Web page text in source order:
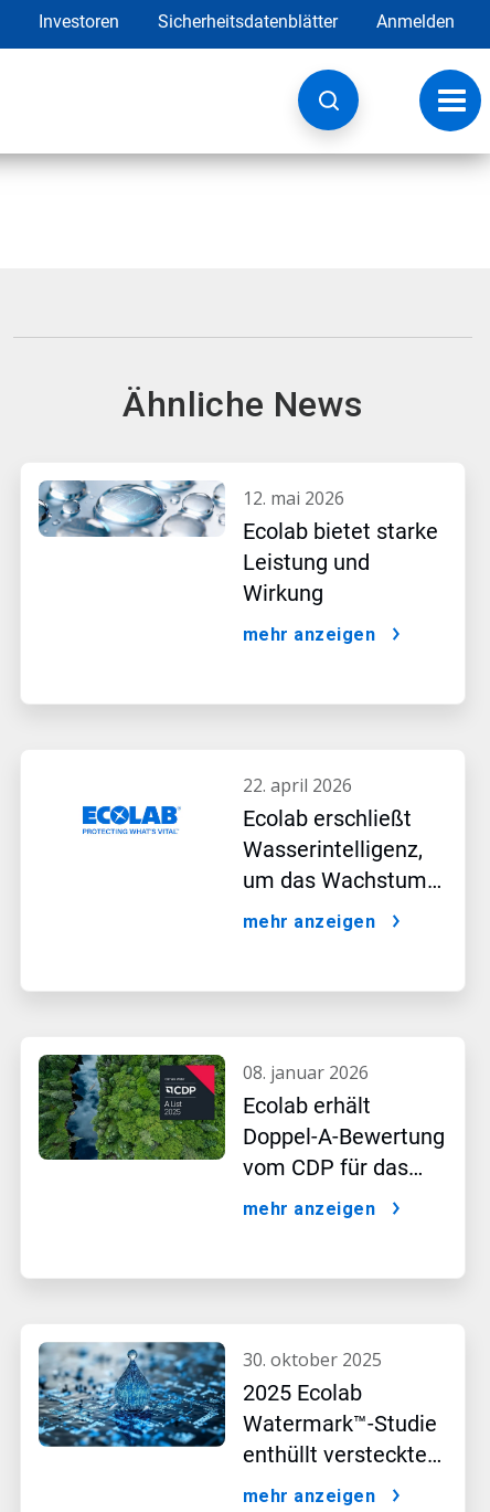
Investoren Sicherheitsdatenblätter Anmelden
Ähnliche News
12. mai 2026
Ecolab bietet starke
Leistung und
Wirkung
mehr anzeigen
22. april 2026
Ecolab erschließt
Wasserintelligenz,
um das Wachstum
im KI-Zeitalter
mehr anzeigen
08. januar 2026
Ecolab erhält
Doppel-A-Bewertung
vom CDP für das
Führungsteam in
mehr anzeigen
30. oktober 2025
2025 Ecolab
Watermark™-Studie
enthüllt versteckte
Auswirkungen
mehr anzeigen